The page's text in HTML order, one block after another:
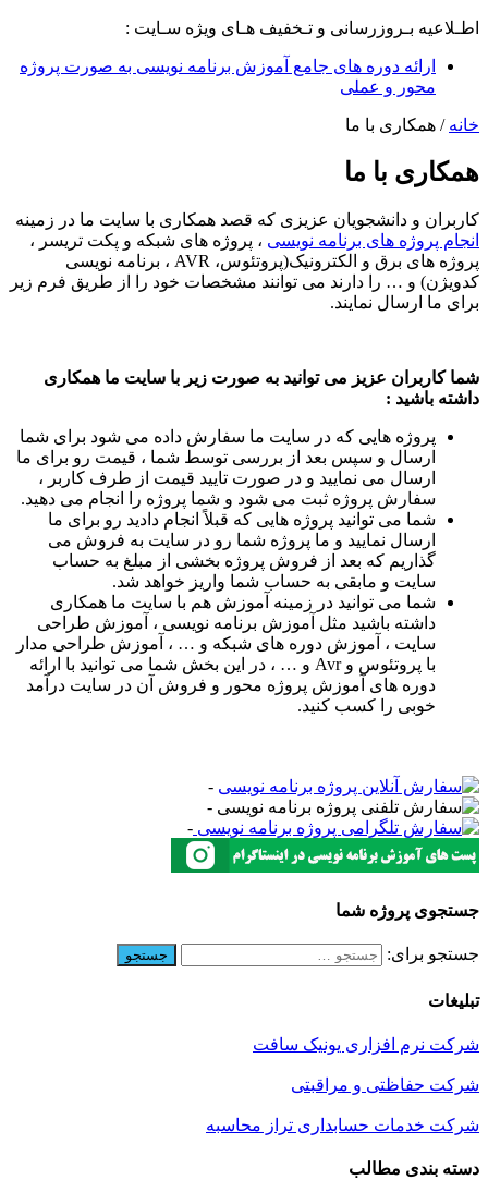
اطـلاعیه بـروزرسانی و تـخفیف هـای ویژه سـایت :
ارائه دوره های جامع آموزش برنامه نویسی به صورت پروژه
محور و عملی
خانه / همکاری با ما
همکاری با ما
کاربران و دانشجویان عزیزی که قصد همکاری با سایت ما در زمینه
انجام پروژه های برنامه نویسی ، پروژه های شبکه و پکت تریسر ،
پروژه های برق و الکترونیک(پروتئوس، AVR ، برنامه نویسی
کدویژن) و … را دارند می توانند مشخصات خود را از طریق فرم زیر
برای ما ارسال نمایند.
شما کاربران عزیز می توانید به صورت زیر با سایت ما همکاری
داشته باشید :
پروژه هایی که در سایت ما سفارش داده می شود برای شما
ارسال و سپس بعد از بررسی توسط شما ، قیمت رو برای ما
ارسال می نمایید و در صورت تایید قیمت از طرف کاربر ،
سفارش پروژه ثبت می شود و شما پروژه را انجام می دهید.
شما می توانید پروژه هایی که قبلاً انجام دادید رو برای ما
ارسال نمایید و ما پروژه شما رو در سایت به فروش می
گذاریم که بعد از فروش پروژه بخشی از مبلغ به حساب
سایت و مابقی به حساب شما واریز خواهد شد.
شما می توانید در زمینه آموزش هم با سایت ما همکاری
داشته باشید مثل آموزش برنامه نویسی ، آموزش طراحی
سایت ، آموزش دوره های شبکه و … ، آموزش طراحی مدار
با پروتئوس و Avr و … ، در این بخش شما می توانید با ارائه
دوره های آموزش پروژه محور و فروش آن در سایت درآمد
خوبی را کسب کنید.
-
-
-
جستجوی پروژه شما
جستجو برای:
تبلیغات
شرکت نرم افزاری یونیک سافت
شرکت حفاظتی و مراقبتی
شرکت خدمات حسابداری تراز محاسبه
دسته بندی مطالب